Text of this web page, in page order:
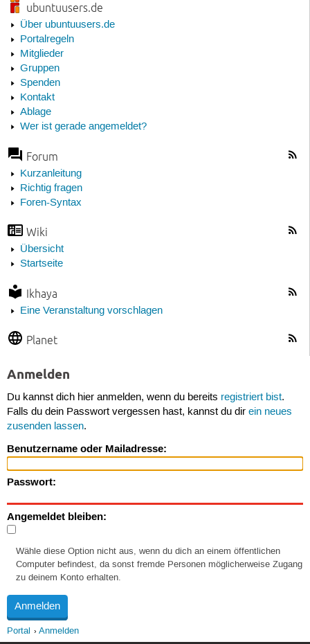
ubuntuusers.de
Über ubuntuusers.de
Portalregeln
Mitglieder
Gruppen
Spenden
Kontakt
Ablage
Wer ist gerade angemeldet?
Forum
Kurzanleitung
Richtig fragen
Foren-Syntax
Wiki
Übersicht
Startseite
Ikhaya
Eine Veranstaltung vorschlagen
Planet
Anmelden
Du kannst dich hier anmelden, wenn du bereits registriert bist.
Falls du dein Passwort vergessen hast, kannst du dir ein neues
zusenden lassen.
Benutzername oder Mailadresse:
Passwort:
Angemeldet bleiben:
Wähle diese Option nicht aus, wenn du dich an einem öffentlichen
Computer befindest, da sonst fremde Personen möglicherweise Zugang
zu deinem Konto erhalten.
Portal Anmelden